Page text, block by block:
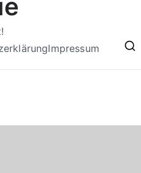
Impressum